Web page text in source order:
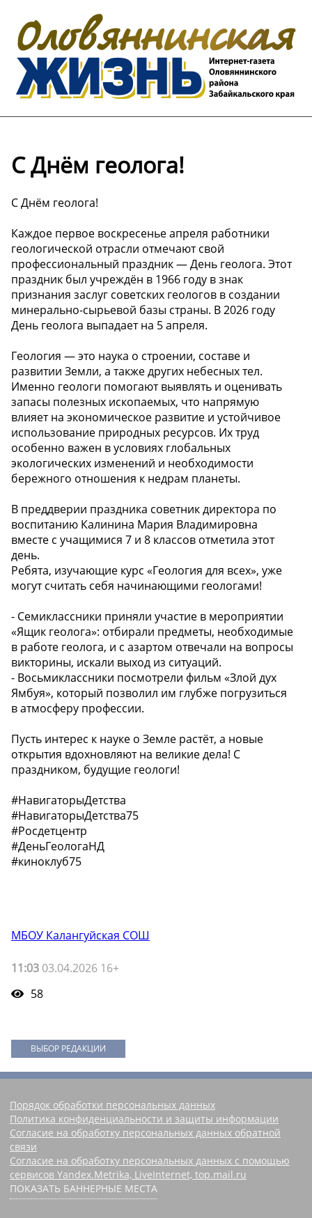
С Днём геолога!
С Днём геолога!
Каждое первое воскресенье апреля работники
геологической отрасли отмечают свой
профессиональный праздник — День геолога. Этот
праздник был учреждён в 1966 году в знак
признания заслуг советских геологов в создании
минерально-сырьевой базы страны. В 2026 году
День геолога выпадает на 5 апреля.
Геология — это наука о строении, составе и
развитии Земли, а также других небесных тел.
Именно геологи помогают выявлять и оценивать
запасы полезных ископаемых, что напрямую
влияет на экономическое развитие и устойчивое
использование природных ресурсов. Их труд
особенно важен в условиях глобальных
экологических изменений и необходимости
бережного отношения к недрам планеты.
В преддверии праздника советник директора по
воспитанию Калинина Мария Владимировна
вместе с учащимися 7 и 8 классов отметила этот
день.
Ребята, изучающие курс «Геология для всех», уже
могут считать себя начинающими геологами!
- Семиклассники приняли участие в мероприятии
«Ящик геолога»: отбирали предметы, необходимые
в работе геолога, и с азартом отвечали на вопросы
викторины, искали выход из ситуаций.
- Восьмиклассники посмотрели фильм «Злой дух
Ямбуя», который позволил им глубже погрузиться
в атмосферу профессии.
Пусть интерес к науке о Земле растёт, а новые
открытия вдохновляют на великие дела! С
праздником, будущие геологи!
#НавигаторыДетства
#НавигаторыДетства75
#Росдетцентр
#ДеньГеологаНД
#киноклуб75
МБОУ Калангуйская СОШ
11:03 03.04.2026 16+
58
ВЫБОР РЕДАКЦИИ
Порядок обработки персональных данных
Политика конфиденциальности и защиты информации
Согласие на обработку персональных данных обратной
связи
Согласие на обработку персональных данных с помощью
сервисов Yandex.Metrika, LiveInternet, top.mail.ru
ПОКАЗАТЬ БАННЕРНЫЕ МЕСТА